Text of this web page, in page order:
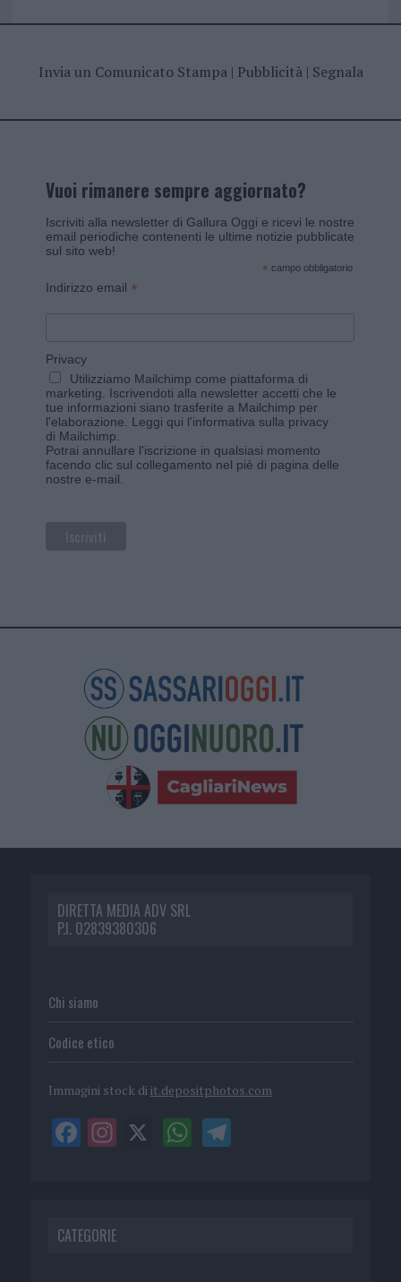
Invia un Comunicato Stampa| Pubblicità| Segnala
Vuoi rimanere sempre aggiornato?
Iscriviti alla newsletter di Gallura Oggi e ricevi le nostre
email periodiche contenenti le ultime notizie pubblicate
sul sito web!
* campo obbligatorio
Indirizzo email *
Privacy
Utilizziamo Mailchimp come piattaforma di
marketing. Iscrivendoti alla newsletter accetti che le
tue informazioni siano trasferite a Mailchimp per
l'elaborazione. Leggi qui l'informativa sulla privacy
di Mailchimp
Potrai annullare l'iscrizione in qualsiasi momento
facendo clic sul collegamento nel piè di pagina delle
nostre e-mail.
DIRETTA MEDIA ADV SRL
P.I. 02839380306
Chi siamo
Codice etico
Immagini stock di it.depositphotos.com
CATEGORIE